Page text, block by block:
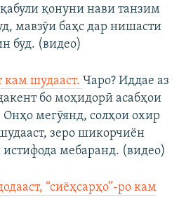
қонуни нави танзим
мавзӯи баҳс дар нишасти
буд. (видео)
шудааст. Чаро? Иддае аз
бо моҳидорӣ асабҳои
мегӯянд, солҳои охир
зеро шикорчиён
истифода мебаранд. (видео)
“сиёҳсарҳо”-ро кам